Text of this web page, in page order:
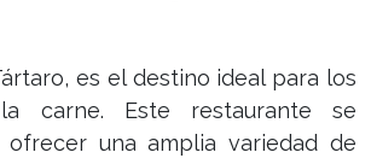
es el destino ideal para los
carne. Este restaurante se
ofrecer una amplia variedad de